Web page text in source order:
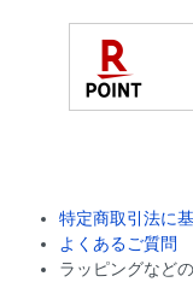
特定商取引法に
よくあるご質問
ラッピングなど